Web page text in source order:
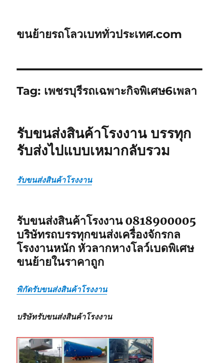
ขนย้ายรถโลวเบททั่วประเทศ.com
Tag: เพชรบุรีรถเฉพาะกิจพิเศษ6เพลา
รับขนส่งสินค้าโรงงาน บรรทุก
รับส่งไปแบบเหมากลับรวม
รับขนส่งสินค้าโรงงาน
รับขนส่งสินค้าโรงงาน 0818900005
บริษัทรถบรรทุกขนส่งเครื่องจักรกล
โรงงานหนัก หัวลากหางโลว์เบดพิเศษ
ขนย้ายในราคาถูก
พิกัดรับขนส่งสินค้าโรงงาน
บริษัทรับขนส่งสินค้าโรงงาน